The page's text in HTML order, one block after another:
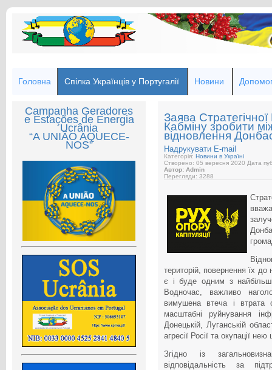
Головна Спілка Українців у Португалії Новини
Campanha Geradores
e Estações de Energia
Ucrânia
“A UNIÃO AQUECE-
NOS”
Заява
Кабміну зробити
відновлення
Надрукувати E-mail
Категорія: Новини в Україні
Створено: 05 вересня 2020 Дата
Автор: Admin
Перегляди: 3288
територій, повернення їх
є і буде одним з
Водночас, важливо
вимушена втеча і втрата
масштабні руйнування
Донецькій, Луганській
агресії Росії та окупації
Згідно із
відповідальність за